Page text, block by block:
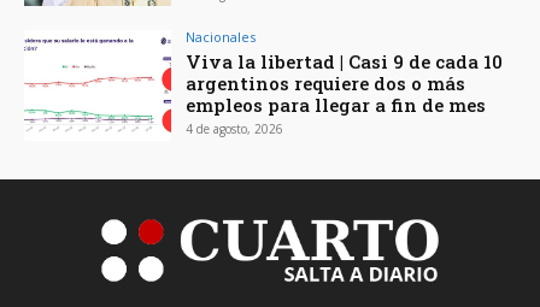
Nacionales
Viva la libertad | Casi 9 de cada 10
argentinos requiere dos o más
empleos para llegar a fin de mes
4 de agosto, 2026